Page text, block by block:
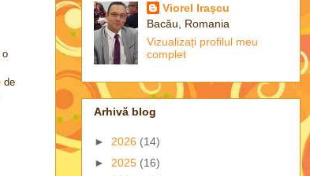
o
de
Viorel Iraşcu
Bacău, Romania
Vizualizați profilul meu
complet
Arhivă blog
► 2026 (14)
► 2025 (16)